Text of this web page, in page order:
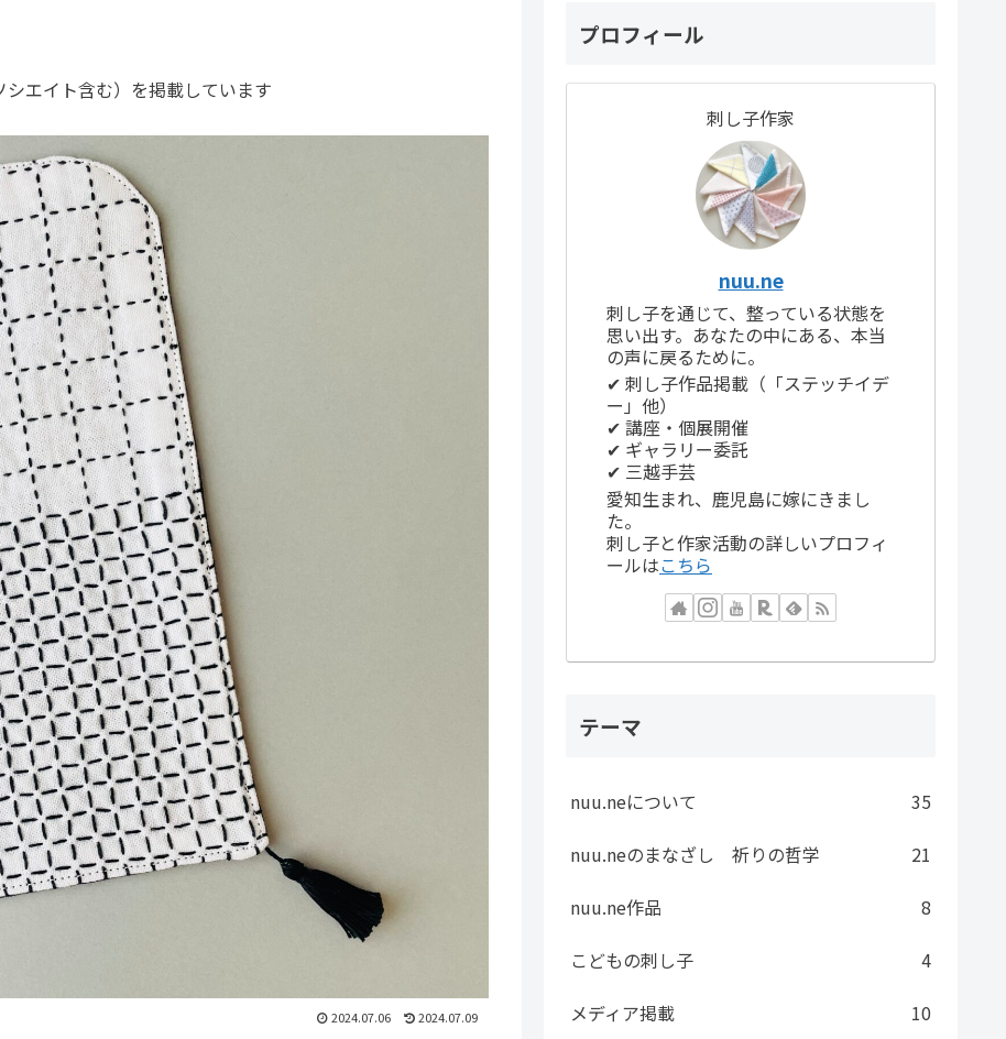
エイト含む）を掲載しています
2024.07.06 2024.07.09
プロフィール
刺し子作家
nuu.ne
刺し子を通じて、整っている状態を
思い出す。あなたの中にある、本当
の声に戻るために。
✔ 刺し子作品掲載（「ステッチイデ
ー」他）
✔ 講座・個展開催
✔ ギャラリー委託
✔ 三越手芸
愛知生まれ、鹿児島に嫁にきまし
た。
刺し子と作家活動の詳しいプロフィ
ールはこちら
テーマ
nuu.neについて
35
nuu.neのまなざし 祈りの哲学
21
nuu.ne作品
8
こどもの刺し子
4
メディア掲載
10